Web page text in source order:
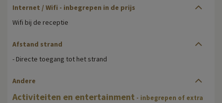
Internet / Wifi - inbegrepen in de prijs
Wifi bij de receptie
Afstand strand
- Directe toegang tot het strand
Andere
Activiteiten en entertainment - inbegrepen of extra